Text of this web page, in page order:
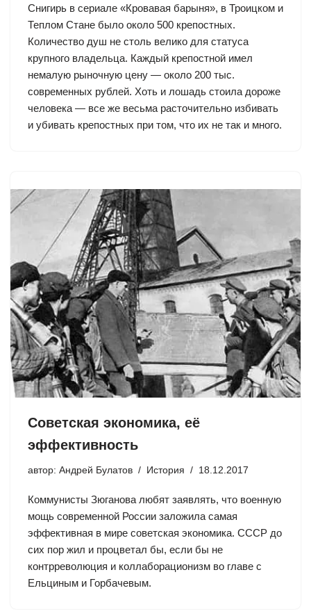
Снигирь в сериале «Кровавая барыня», в Троицком и
Теплом Стане было около 500 крепостных.
Количество душ не столь велико для статуса
крупного владельца. Каждый крепостной имел
немалую рыночную цену — около 200 тыс.
современных рублей. Хоть и лошадь стоила дороже
человека — все же весьма расточительно избивать
и убивать крепостных при том, что их не так и много.
Советская экономика, её
эффективность
автор: Андрей Булатов История 18.12.2017
Коммунисты Зюганова любят заявлять, что военную
мощь современной России заложила самая
эффективная в мире советская экономика. СССР до
сих пор жил и процветал бы, если бы не
контрреволюция и коллаборационизм во главе с
Ельциным и Горбачевым.